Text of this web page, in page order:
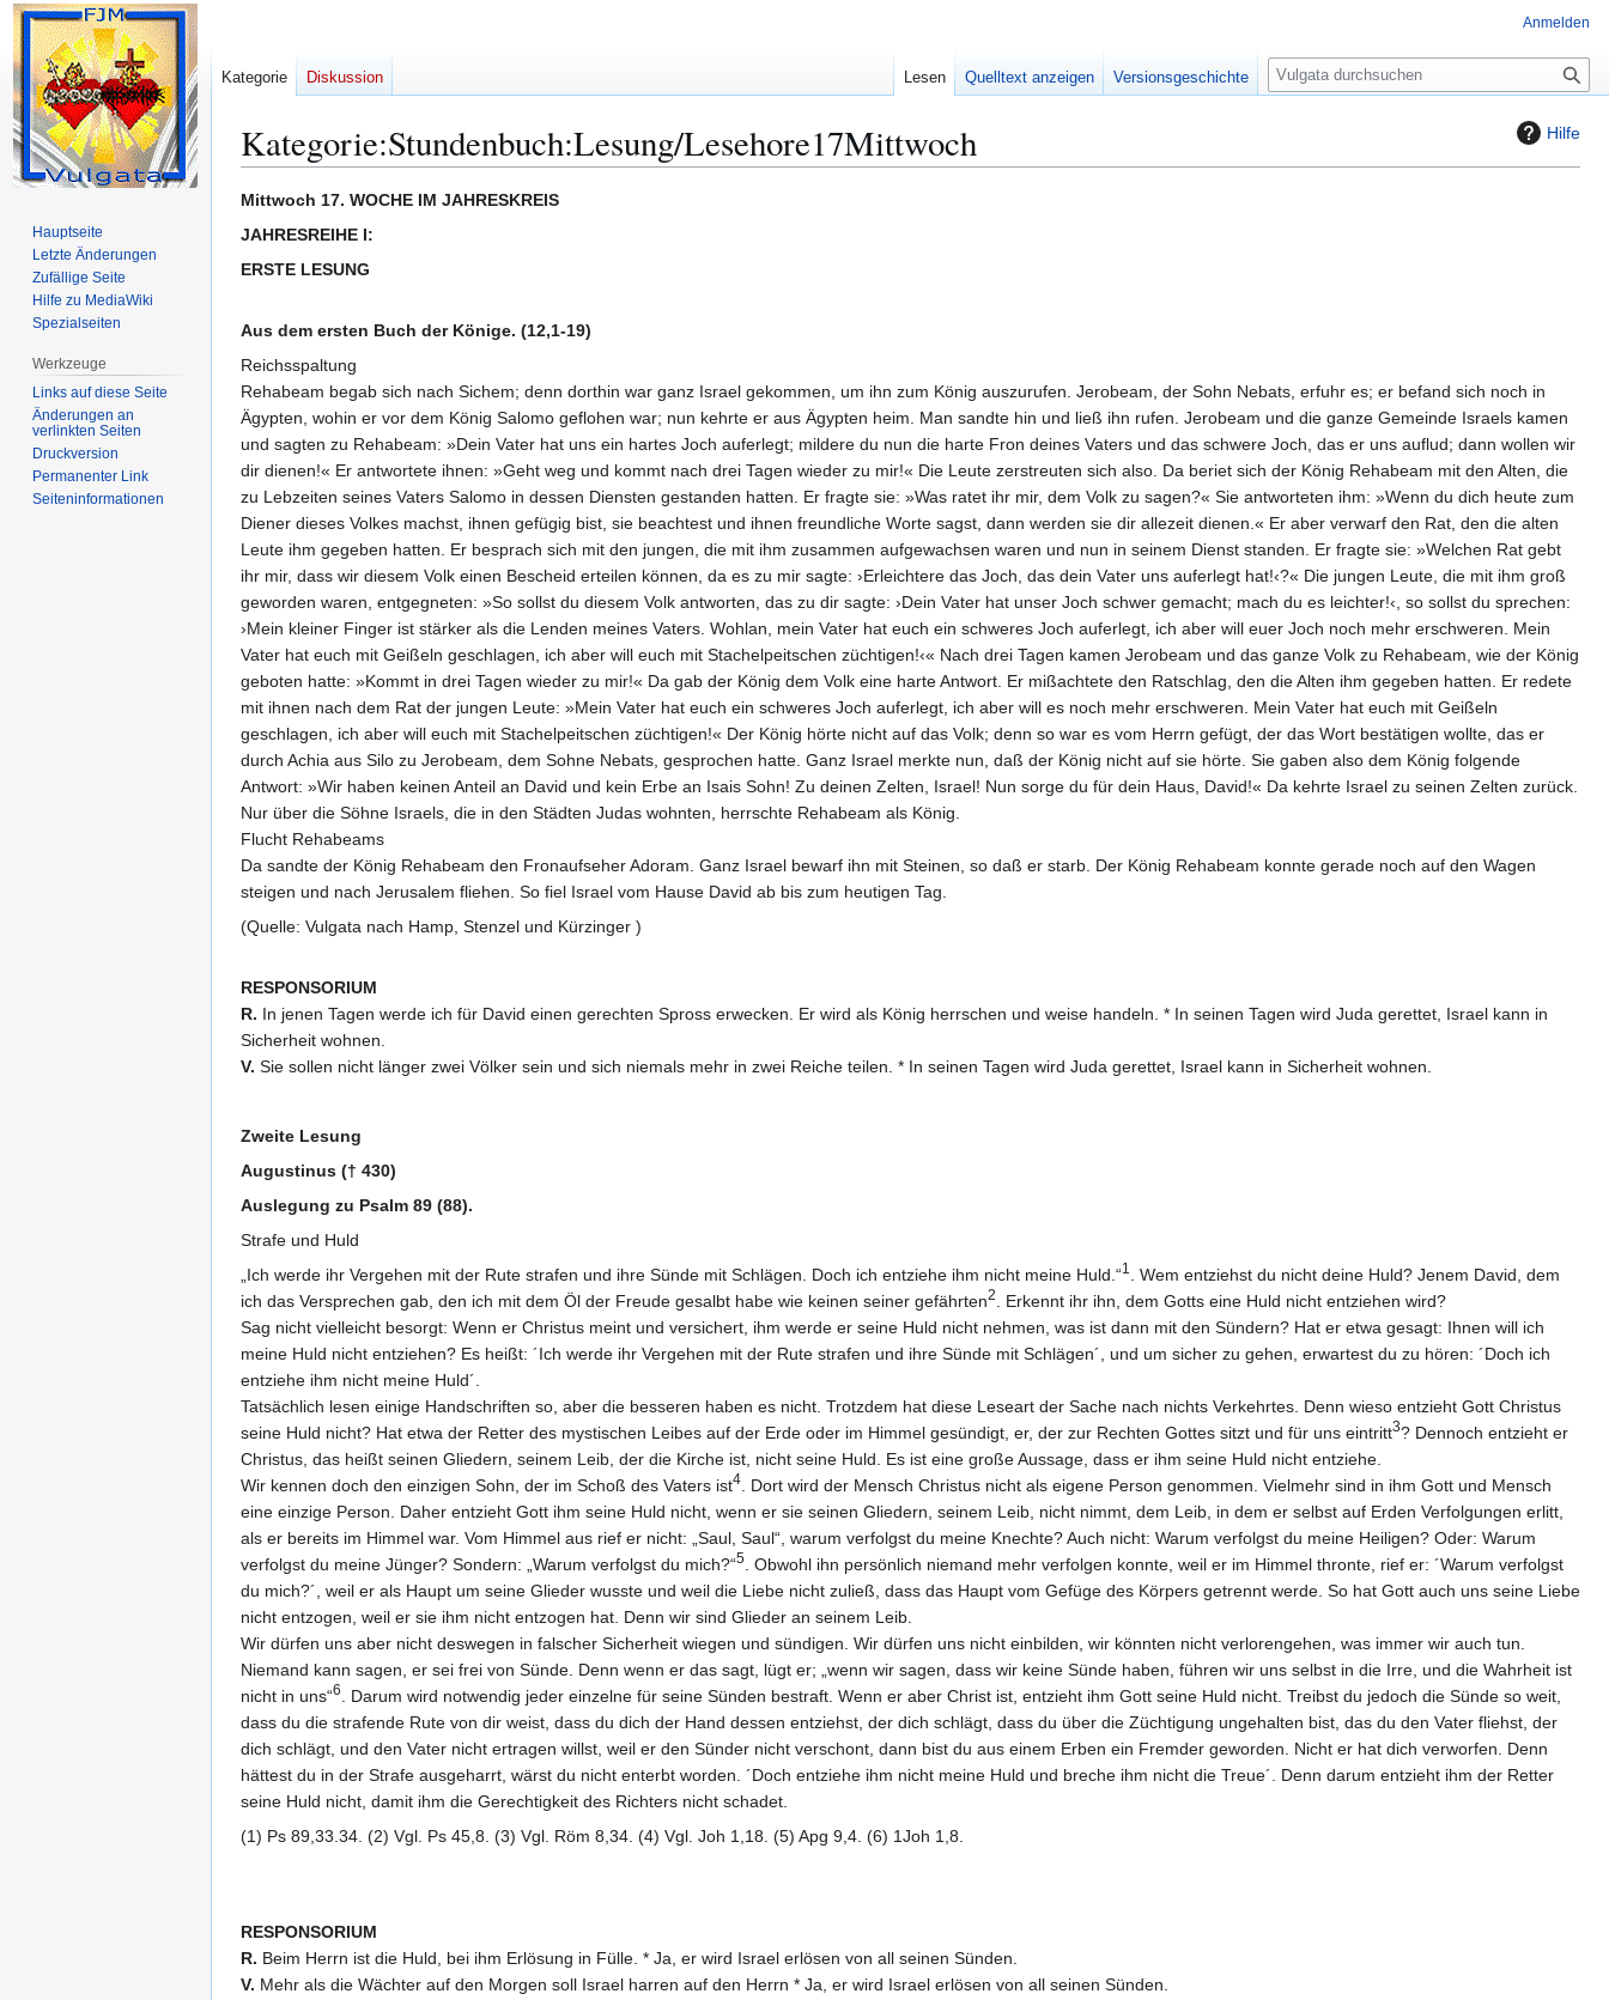
Hilfe
Kategorie:Stundenbuch:Lesung/Lesehore17Mittwoch
Zur
Navigation
Zur
Suche
Mittwoch 17. WOCHE IM JAHRESKREIS
JAHRESREIHE I:
ERSTE LESUNG
Aus dem ersten Buch der Könige. (12,1-19)
Reichsspaltung
Rehabeam begab sich nach Sichem; denn dorthin war ganz Israel gekommen, um ihn zum König auszurufen. Jerobeam, der Sohn Nebats, erfuhr es; er befand sich noch in
Ägypten, wohin er vor dem König Salomo geflohen war; nun kehrte er aus Ägypten heim. Man sandte hin und ließ ihn rufen. Jerobeam und die ganze Gemeinde Israels kamen
und sagten zu Rehabeam: »Dein Vater hat uns ein hartes Joch auferlegt; mildere du nun die harte Fron deines Vaters und das schwere Joch, das er uns auflud; dann wollen wir
dir dienen!« Er antwortete ihnen: »Geht weg und kommt nach drei Tagen wieder zu mir!« Die Leute zerstreuten sich also. Da beriet sich der König Rehabeam mit den Alten, die
zu Lebzeiten seines Vaters Salomo in dessen Diensten gestanden hatten. Er fragte sie: »Was ratet ihr mir, dem Volk zu sagen?« Sie antworteten ihm: »Wenn du dich heute zum
Diener dieses Volkes machst, ihnen gefügig bist, sie beachtest und ihnen freundliche Worte sagst, dann werden sie dir allezeit dienen.« Er aber verwarf den Rat, den die alten
Leute ihm gegeben hatten. Er besprach sich mit den jungen, die mit ihm zusammen aufgewachsen waren und nun in seinem Dienst standen. Er fragte sie: »Welchen Rat gebt
ihr mir, dass wir diesem Volk einen Bescheid erteilen können, da es zu mir sagte: ›Erleichtere das Joch, das dein Vater uns auferlegt hat!‹?« Die jungen Leute, die mit ihm groß
geworden waren, entgegneten: »So sollst du diesem Volk antworten, das zu dir sagte: ›Dein Vater hat unser Joch schwer gemacht; mach du es leichter!‹, so sollst du sprechen:
›Mein kleiner Finger ist stärker als die Lenden meines Vaters. Wohlan, mein Vater hat euch ein schweres Joch auferlegt, ich aber will euer Joch noch mehr erschweren. Mein
Vater hat euch mit Geißeln geschlagen, ich aber will euch mit Stachelpeitschen züchtigen!‹« Nach drei Tagen kamen Jerobeam und das ganze Volk zu Rehabeam, wie der König
geboten hatte: »Kommt in drei Tagen wieder zu mir!« Da gab der König dem Volk eine harte Antwort. Er mißachtete den Ratschlag, den die Alten ihm gegeben hatten. Er redete
mit ihnen nach dem Rat der jungen Leute: »Mein Vater hat euch ein schweres Joch auferlegt, ich aber will es noch mehr erschweren. Mein Vater hat euch mit Geißeln
geschlagen, ich aber will euch mit Stachelpeitschen züchtigen!« Der König hörte nicht auf das Volk; denn so war es vom Herrn gefügt, der das Wort bestätigen wollte, das er
durch Achia aus Silo zu Jerobeam, dem Sohne Nebats, gesprochen hatte. Ganz Israel merkte nun, daß der König nicht auf sie hörte. Sie gaben also dem König folgende
Antwort: »Wir haben keinen Anteil an David und kein Erbe an Isais Sohn! Zu deinen Zelten, Israel! Nun sorge du für dein Haus, David!« Da kehrte Israel zu seinen Zelten zurück.
Nur über die Söhne Israels, die in den Städten Judas wohnten, herrschte Rehabeam als König.
Flucht Rehabeams
Da sandte der König Rehabeam den Fronaufseher Adoram. Ganz Israel bewarf ihn mit Steinen, so daß er starb. Der König Rehabeam konnte gerade noch auf den Wagen
steigen und nach Jerusalem fliehen. So fiel Israel vom Hause David ab bis zum heutigen Tag.
(Quelle: Vulgata nach Hamp, Stenzel und Kürzinger )
RESPONSORIUM
R. In jenen Tagen werde ich für David einen gerechten Spross erwecken. Er wird als König herrschen und weise handeln. * In seinen Tagen wird Juda gerettet, Israel kann in
Sicherheit wohnen.
V. Sie sollen nicht länger zwei Völker sein und sich niemals mehr in zwei Reiche teilen. * In seinen Tagen wird Juda gerettet, Israel kann in Sicherheit wohnen.
Zweite Lesung
Augustinus († 430)
Auslegung zu Psalm 89 (88).
Strafe und Huld
„Ich werde ihr Vergehen mit der Rute strafen und ihre Sünde mit Schlägen. Doch ich entziehe ihm nicht meine Huld.“1. Wem entziehst du nicht deine Huld? Jenem David, dem
ich das Versprechen gab, den ich mit dem Öl der Freude gesalbt habe wie keinen seiner gefährten2. Erkennt ihr ihn, dem Gotts eine Huld nicht entziehen wird?
Sag nicht vielleicht besorgt: Wenn er Christus meint und versichert, ihm werde er seine Huld nicht nehmen, was ist dann mit den Sündern? Hat er etwa gesagt: Ihnen will ich
meine Huld nicht entziehen? Es heißt: ´Ich werde ihr Vergehen mit der Rute strafen und ihre Sünde mit Schlägen´, und um sicher zu gehen, erwartest du zu hören: ´Doch ich
entziehe ihm nicht meine Huld´.
Tatsächlich lesen einige Handschriften so, aber die besseren haben es nicht. Trotzdem hat diese Leseart der Sache nach nichts Verkehrtes. Denn wieso entzieht Gott Christus
seine Huld nicht? Hat etwa der Retter des mystischen Leibes auf der Erde oder im Himmel gesündigt, er, der zur Rechten Gottes sitzt und für uns eintritt3? Dennoch entzieht er
Christus, das heißt seinen Gliedern, seinem Leib, der die Kirche ist, nicht seine Huld. Es ist eine große Aussage, dass er ihm seine Huld nicht entziehe.
Wir kennen doch den einzigen Sohn, der im Schoß des Vaters ist4. Dort wird der Mensch Christus nicht als eigene Person genommen. Vielmehr sind in ihm Gott und Mensch
eine einzige Person. Daher entzieht Gott ihm seine Huld nicht, wenn er sie seinen Gliedern, seinem Leib, nicht nimmt, dem Leib, in dem er selbst auf Erden Verfolgungen erlitt,
als er bereits im Himmel war. Vom Himmel aus rief er nicht: „Saul, Saul“, warum verfolgst du meine Knechte? Auch nicht: Warum verfolgst du meine Heiligen? Oder: Warum
verfolgst du meine Jünger? Sondern: „Warum verfolgst du mich?“5. Obwohl ihn persönlich niemand mehr verfolgen konnte, weil er im Himmel thronte, rief er: ´Warum verfolgst
du mich?´, weil er als Haupt um seine Glieder wusste und weil die Liebe nicht zuließ, dass das Haupt vom Gefüge des Körpers getrennt werde. So hat Gott auch uns seine Liebe
nicht entzogen, weil er sie ihm nicht entzogen hat. Denn wir sind Glieder an seinem Leib.
Wir dürfen uns aber nicht deswegen in falscher Sicherheit wiegen und sündigen. Wir dürfen uns nicht einbilden, wir könnten nicht verlorengehen, was immer wir auch tun.
Niemand kann sagen, er sei frei von Sünde. Denn wenn er das sagt, lügt er; „wenn wir sagen, dass wir keine Sünde haben, führen wir uns selbst in die Irre, und die Wahrheit ist
nicht in uns“6. Darum wird notwendig jeder einzelne für seine Sünden bestraft. Wenn er aber Christ ist, entzieht ihm Gott seine Huld nicht. Treibst du jedoch die Sünde so weit,
dass du die strafende Rute von dir weist, dass du dich der Hand dessen entziehst, der dich schlägt, dass du über die Züchtigung ungehalten bist, das du den Vater fliehst, der
dich schlägt, und den Vater nicht ertragen willst, weil er den Sünder nicht verschont, dann bist du aus einem Erben ein Fremder geworden. Nicht er hat dich verworfen. Denn
hättest du in der Strafe ausgeharrt, wärst du nicht enterbt worden. ´Doch entziehe ihm nicht meine Huld und breche ihm nicht die Treue´. Denn darum entzieht ihm der Retter
seine Huld nicht, damit ihm die Gerechtigkeit des Richters nicht schadet.
(1) Ps 89,33.34. (2) Vgl. Ps 45,8. (3) Vgl. Röm 8,34. (4) Vgl. Joh 1,18. (5) Apg 9,4. (6) 1Joh 1,8.
RESPONSORIUM
R. Beim Herrn ist die Huld, bei ihm Erlösung in Fülle. * Ja, er wird Israel erlösen von all seinen Sünden.
V. Mehr als die Wächter auf den Morgen soll Israel harren auf den Herrn * Ja, er wird Israel erlösen von all seinen Sünden.
Anmelden
Kategorie Diskussion Lesen Quelltext anzeigen Versionsgeschichte
S
u
e
Hauptseite
Letzte Änderungen
Zufällige Seite
Hilfe zu MediaWiki
Spezialseiten
Werkzeuge
Links auf diese Seite
Änderungen an
verlinkten Seiten
Druckversion
Permanenter Link
Seiten­­informationen